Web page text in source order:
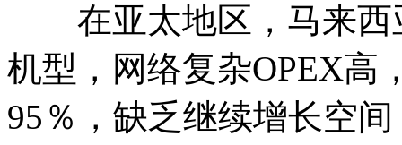
在亚太地区，马来西
机型，网络复杂OPEX高
95％，缺乏继续增长空